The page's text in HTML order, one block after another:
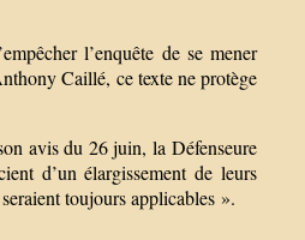
l’enquête de se mener
Caillé, ce texte ne protège
avis du 26 juin, la Défenseure
d’un élargissement de leurs
toujours applicables ».